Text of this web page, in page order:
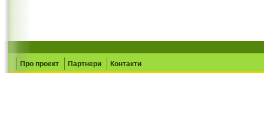
Про проект Партнери Контакти